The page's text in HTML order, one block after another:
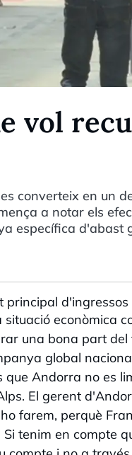
vol
converteix en un
a notar els
específica d'abast
econòmica
una bona part
global
Andorra no es
El gerent
farem, perquè
tenim en compte